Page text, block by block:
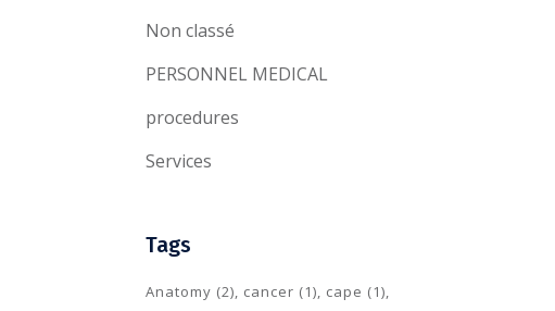
Non classé
PERSONNEL MEDICAL
procedures
Services
Tags
Anatomy (2) cancer (1) cape (1)